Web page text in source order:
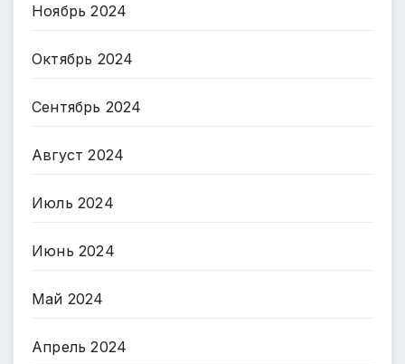
Ноябрь 2024
Октябрь 2024
Сентябрь 2024
Август 2024
Июль 2024
Июнь 2024
Май 2024
Апрель 2024